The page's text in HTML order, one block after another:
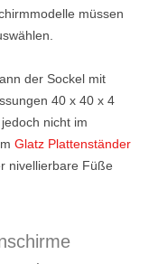
müssen
der Sockel mit
40 x 40 x 4
nicht im
Glatz Plattenständer
nivellierbare Füße